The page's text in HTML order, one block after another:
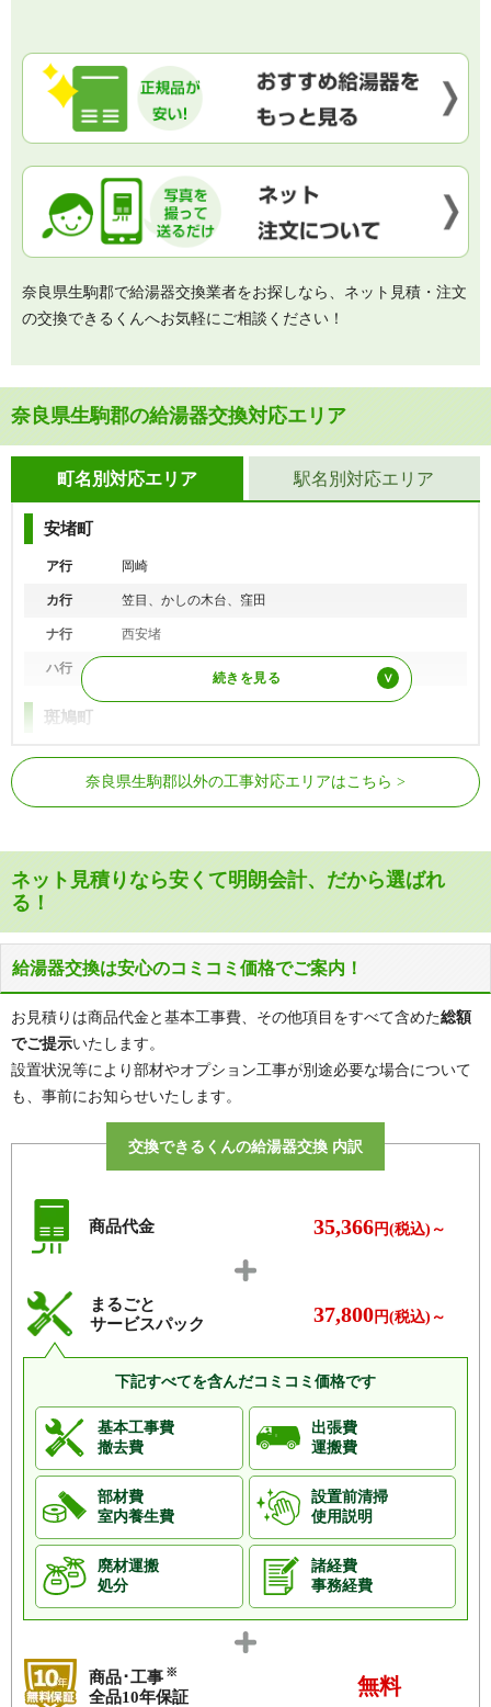
奈良県生駒郡で給湯器交換業者をお探しなら、ネット見積・注文
の交換できるくんへお気軽にご相談ください！
奈良県生駒郡の給湯器交換対応エリア
町名別対応エリア
安堵町
ア行 岡崎
カ行 笠目、かしの木台、窪田
ナ行 西安堵
ハ行
斑鳩町
ア行 阿波、五百井、稲葉西、稲葉車瀬、岡本、興留、興留東
幸前、小吉田
タ行 高安、高安西、龍田、龍田西、龍田南、龍田北、東福寺
ハ行
服部、法隆寺、法隆寺山内、法隆寺東、法隆寺西、法隆
マ行 三井、目安、目安北
三郷町
サ行
信貴ケ丘、信貴山東、信貴山西、信貴南畑、城山台、勢
野、勢野北、勢野東、勢野西
タ行 立野、立野南、立野北
東信貴ケ丘
南畑、美松ケ丘東、美松ケ丘西、三室
平群町
カ行 春日丘、上庄、菊美台、北信貴ケ丘、久安寺、越木塚
サ行
竜田川、椿井、椿台
ナ行 梨本、鳴川、西宮、西向
ハ行 初香台、光ケ丘、平等寺、福貴、福貴畑、椹原
ヤ行 吉新
駅名別対応エリア
JR大和路線 法隆寺駅、三郷駅
近鉄生駒線
元山上口駅、平群駅、竜田川駅、勢野
奈良県生駒郡以外の工事対応エリアはこちら
ネット見積りなら安くて明朗会計、だから選ばれ
る！
給湯器交換は安心のコミコミ価格でご案内！
お見積りは商品代金と基本工事費、その他項目をすべて含めた総額
でご提示いたします。
設置状況等により部材やオプション工事が別途必要な場合について
も、事前にお知らせいたします。
交換できるくんの給湯器交換 内訳
商品代金 35,366円(税込)～
まるごと
サービスパック
37,800円(税込)～
下記すべてを含んだコミコミ価格です
基本工事費
撤去費
出張費
運搬費
部材費
室内養生費
設置前清掃
使用説明
廃材運搬
処分
諸経費
事務経費
商品･工事 ※
全品10年保証 無料